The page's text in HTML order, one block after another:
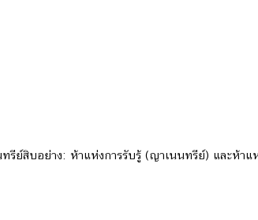
ย์สิบอย่าง: ห้าแห่งการรับรู้ (ญาเนนทรีย์) และห้าแ